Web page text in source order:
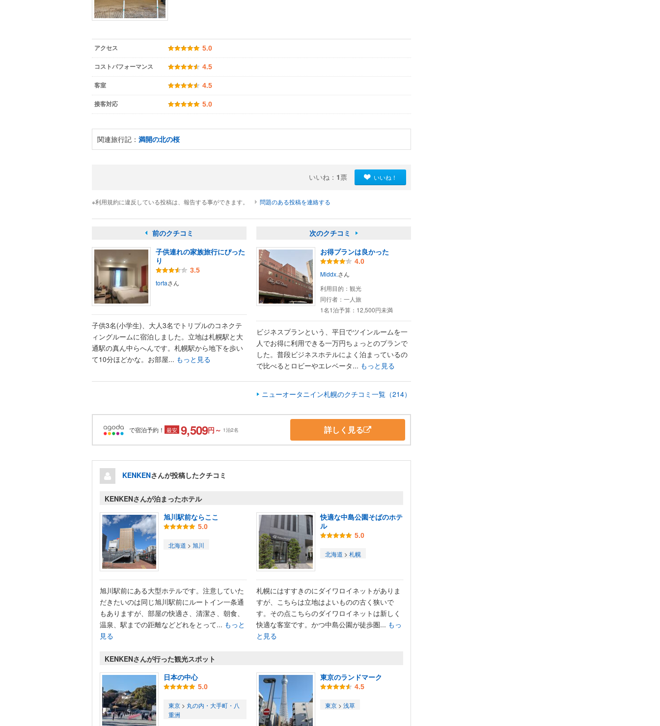
アクセス 5.0
コストパフォーマンス 4.5
客室 4.5
接客対応 5.0
関連旅行記： 満開の北の桜
いいね： 1票 いいね！
※利用規約に違反している投稿は、報告する事ができます。 問題のある投稿を連絡する
前のクチコミ
子供連れの家族旅行にぴった
り
3.5
tortaさん
子供3名(小学生)、大人3名でトリプルのコネクテ
ィングルームに宿泊しました。立地は札幌駅と大
通駅の真ん中らへんです。札幌駅から地下を歩い
て10分ほどかな。お部屋... もっと見る
次のクチコミ
お得プランは良かった
4.0
Middx.さん
利用目的： 観光
同行者： 一人旅
1名1泊予算： 12,500円未満
ビジネスプランという、平日でツインルームを一
人でお得に利用できる一万円ちょっとのプランで
した。普段ビジネスホテルによく泊まっているの
で比べるとロビーやエレベータ... もっと見る
ニューオータニイン札幌のクチコミ一覧（214）
で宿泊予約！ 最安 9,509円～ 1泊2名 詳しく見る
KENKENさんが投稿したクチコミ
KENKENさんが泊まったホテル
旭川駅前ならここ
5.0
北海道 > 旭川
旭川駅前にある大型ホテルです。注意していた
だきたいのは同じ旭川駅前にルートイン一条通
もありますが、部屋の快適さ、清潔さ、朝食、
温泉、駅までの距離などどれをとって... もっと
見る
快適な中島公園そばのホテ
ル
5.0
北海道 > 札幌
札幌にはすすきのにダイワロイネットがありま
すが、こちらは立地はよいものの古く狭いで
す。その点こちらのダイワロイネットは新しく
快適な客室です。かつ中島公園が徒歩圏... もっ
と見る
KENKENさんが行った観光スポット
日本の中心
5.0
東京 > 丸の内・大手町・八
重洲
東京のランドマーク
4.5
東京 > 浅草